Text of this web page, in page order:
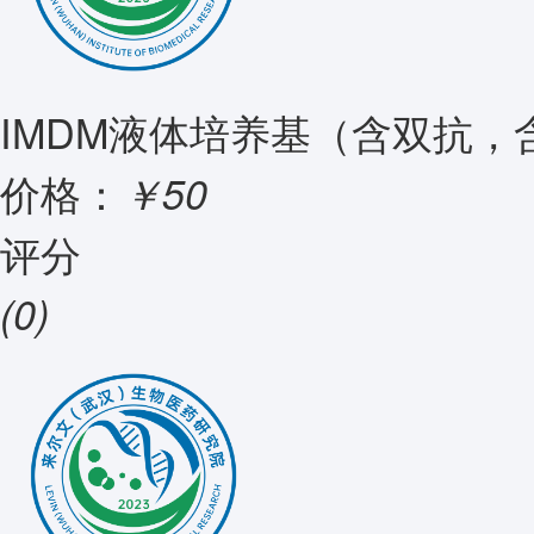
IMDM液体培养基（含双抗
价格： ￥50
评分
(0)